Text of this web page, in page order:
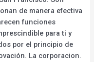
de manera efectiva
funciones
para ti y
por el principio de
La corporacion.